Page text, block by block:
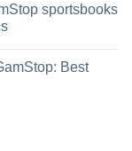
sportsbooks
Best